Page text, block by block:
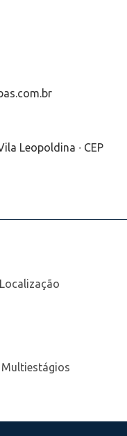
Leopoldina ∙ CEP
Localização